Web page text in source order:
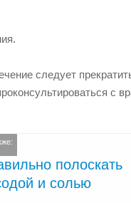
следует
с
полоскать
и солью